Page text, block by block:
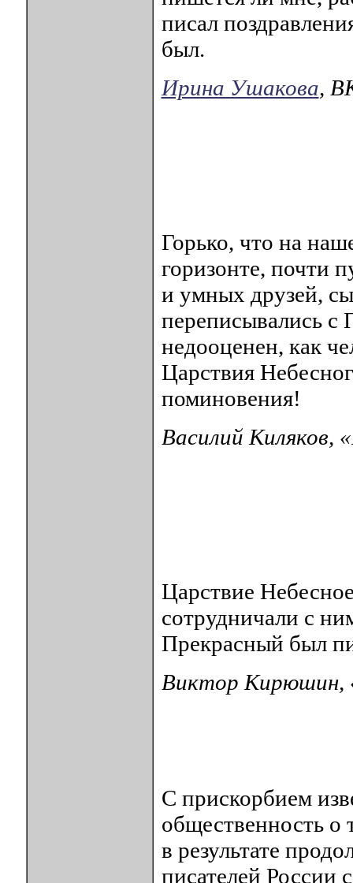
писал
был.
Ирина Ушакова,
Горько, что на
горизонте, почти
и умных друзей,
переписывались
недооценен, как
Царствия
поминовения!
Василий Киляков,
Царствие
сотрудничали с
Прекрасный был
Виктор Кирюшин,
С прискорбием
общественность о
в результате
писателей России